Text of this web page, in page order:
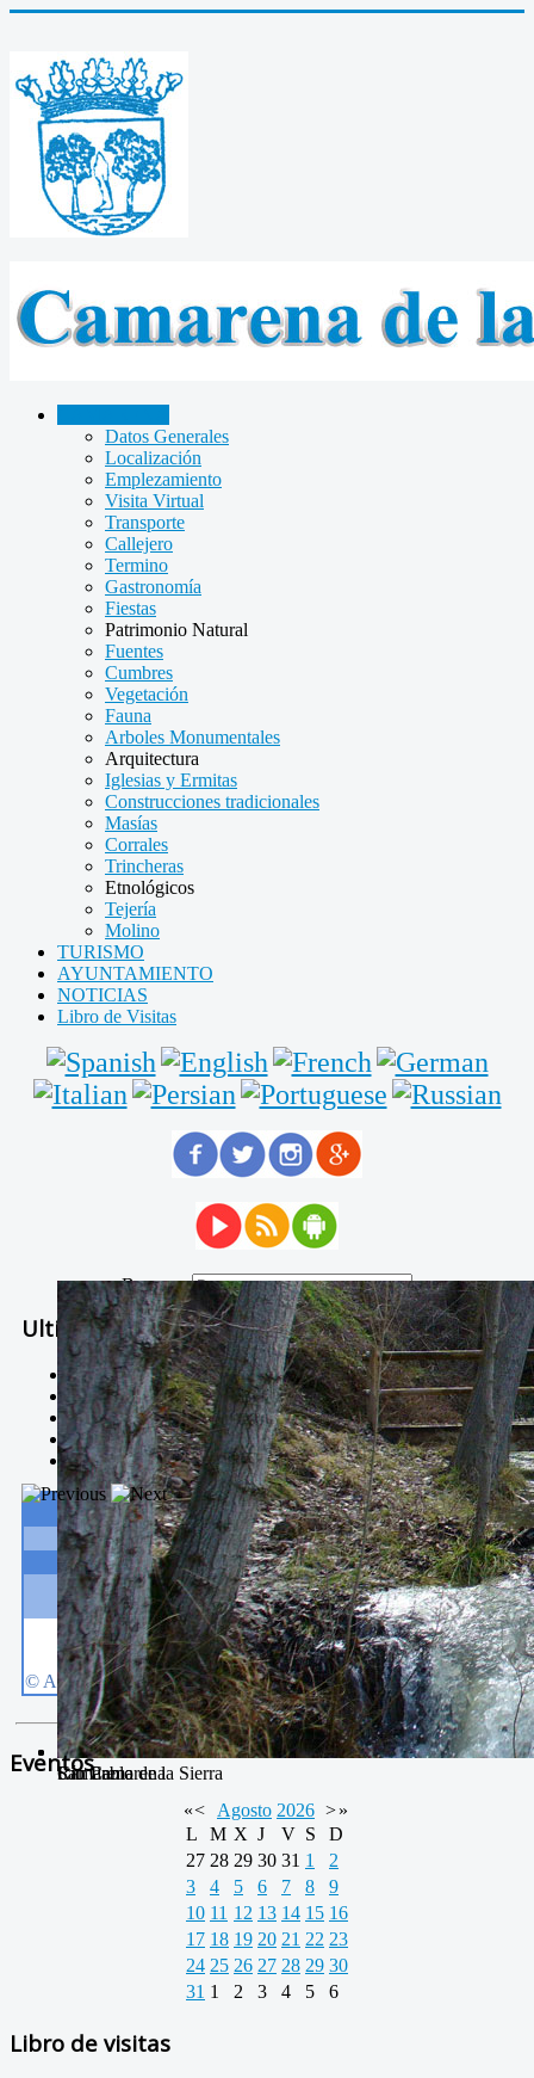
Datos Generales
Localización
Emplezamiento
Visita Virtual
Transporte
Callejero
Termino
Gastronomía
Fiestas
Patrimonio Natural
Fuentes
Cumbres
Vegetación
Fauna
Arboles Monumentales
Arquitectura
Iglesias y Ermitas
Construcciones tradicionales
Masías
Corrales
Trincheras
Etnológicos
Tejería
Molino
TURISMO
AYUNTAMIENTO
NOTICIAS
Libro de Visitas
Buscar...
San Pablo
Camarena de la Sierra
Río Camarena
Ultimas Noticias
Solidaria carrera - 7 TÉRMINOS XTREM
Temporal de Febrero
Nevada Enero 2018
La estación de esquí de Javalambre abrirán este sábado
Larga vida a las escuelas
Eventos
«< Agosto 2026 >»
L
M X J V S
D
27 28 29 30 31 1
2
3
4 5 6 7 8
9
10 11 12 13 14 15 16
17 18 19 20 21 22 23
24 25 26 27 28 29 30
31 1 2 3 4 5 6
Libro de visitas